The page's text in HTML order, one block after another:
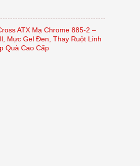
ATX Mạ Chrome 885-2 –
Mực Gel Đen, Thay Ruột Linh
Quà Cao Cấp